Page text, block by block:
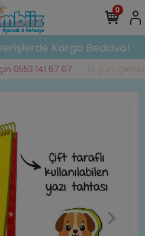
Kargo Bedava!
0553 141 67 07 14 gün
0